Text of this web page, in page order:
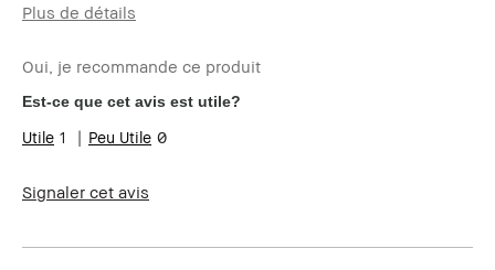
Plus de détails
Type de peau
sèche
Carnation
halée - foncée
Les bénéfices des
produits
Oui, je recommande ce produit
Est-ce que cet avis est utile?
1 0
Signaler cet avis